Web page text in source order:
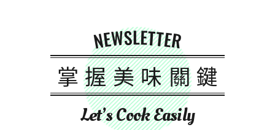
NEWSLETTER
掌握美味關鍵
Let’s Cook Easily